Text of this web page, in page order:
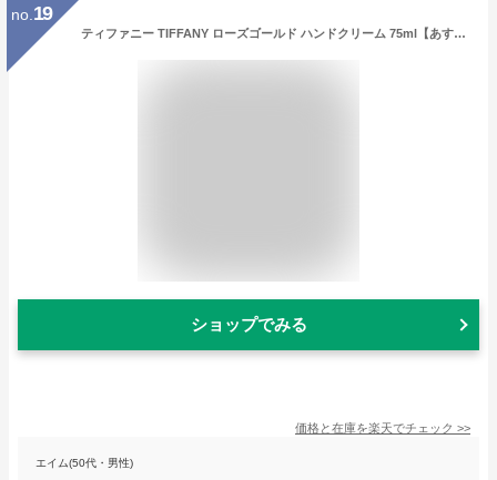
no. 19
ティファニー TIFFANY ローズゴールド ハンドクリーム 75ml【あす楽対応_14時まで】
ショップでみる
価格と在庫を楽天でチェック >>
エイム(50代・男性)